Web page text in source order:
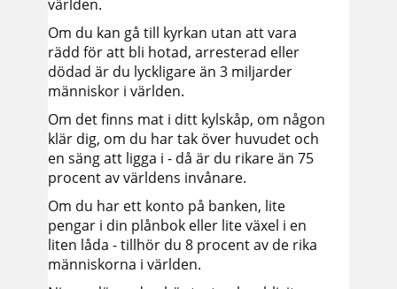
världen.
Om du kan gå till kyrkan utan att vara
rädd för att bli hotad, arresterad eller
dödad är du lyckligare än 3 miljarder
människor i världen.
Om det finns mat i ditt kylskåp, om någon
klär dig, om du har tak över huvudet och
en säng att ligga i - då är du rikare än 75
procent av världens invånare.
Om du har ett konto på banken, lite
pengar i din plånbok eller lite växel i en
liten låda - tillhör du 8 procent av de rika
människorna i världen.